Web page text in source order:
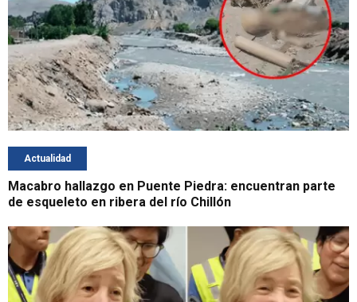
Actualidad
Macabro hallazgo en Puente Piedra: encuentran parte
de esqueleto en ribera del río Chillón